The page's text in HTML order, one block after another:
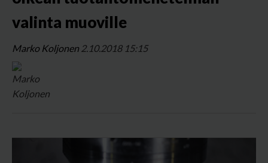
valinta muoville
Marko Koljonen 2.10.2018 15:15